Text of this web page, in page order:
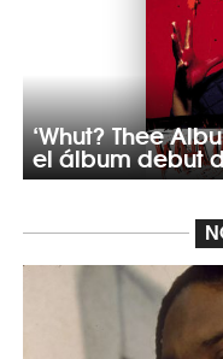
‘Whut? Thee
el álbum debut